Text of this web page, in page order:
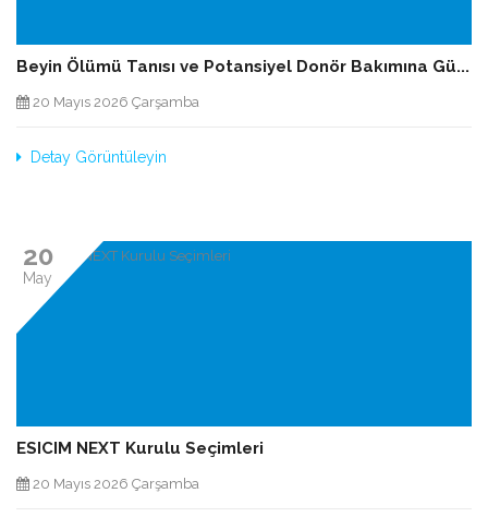
Beyin Ölümü Tanısı ve Potansiyel Donör Bakımına Gü...
20 Mayıs 2026 Çarşamba
Detay Görüntüleyin
20
May
ESICIM NEXT Kurulu Seçimleri
20 Mayıs 2026 Çarşamba